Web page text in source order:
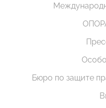
Бюро по защите